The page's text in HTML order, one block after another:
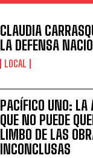
CLAUDIA
LA DEFENSA
LOCAL
PACÍFICO UNO: LA
QUE NO PUEDE
LIMBO DE LAS
INCONCLUSAS